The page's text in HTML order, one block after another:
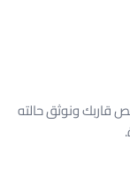
ونوثق حالته